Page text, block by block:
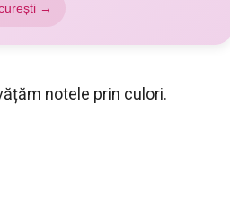
→
notele prin culori.